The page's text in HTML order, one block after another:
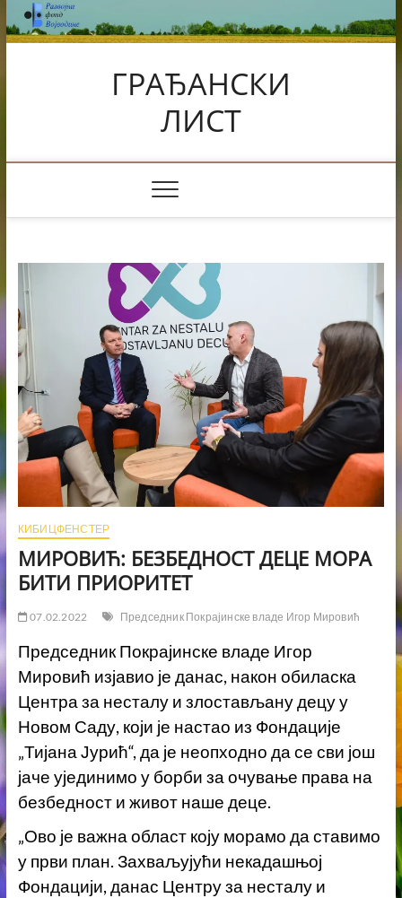
Skip
to
content
ГРАЂАНСКИ
ЛИСТ
КИБИЦФЕНСТЕР
МИРОВИЋ: БЕЗБЕДНОСТ ДЕЦЕ МОРА
БИТИ ПРИОРИТЕТ
07.02.2022 Председник Покрајинске владе Игор Мировић
Председник Покрајинске владе Игор
Мировић изјавио је данас, након обиласка
Центра за несталу и злостављану децу у
Новом Саду, који је настао из Фондације
„Тијана Јурић“, да је неопходно да се сви још
јаче ујединимо у борби за очување права на
безбедност и живот наше деце.
„Ово је важна област коју морамо да ставимо
у први план. Захваљујући некадашњој
Фондацији, данас Центру за несталу и